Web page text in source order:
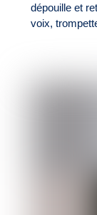
dépouille et
voix,